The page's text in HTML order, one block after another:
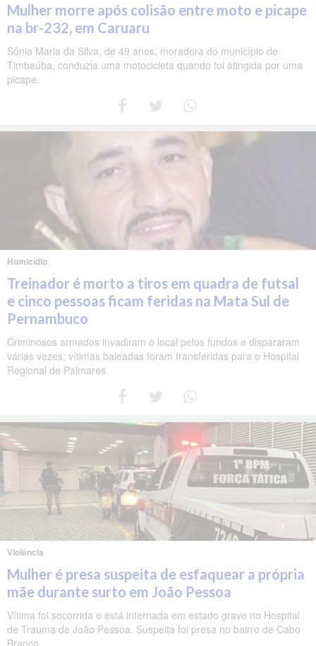
Mulher morre após colisão entre moto e picape
na br-232, em Caruaru
Sônia Maria da Silva, de 49 anos, moradora do município de
Timbaúba, conduzia uma motocicleta quando foi atingida por uma
picape.
Homicídio
Treinador é morto a tiros em quadra de futsal
e cinco pessoas ficam feridas na Mata Sul de
Pernambuco
Criminosos armados invadiram o local pelos fundos e dispararam
várias vezes; vítimas baleadas foram transferidas para o Hospital
Regional de Palmares
Violência
Mulher é presa suspeita de esfaquear a própria
mãe durante surto em João Pessoa
Vítima foi socorrida e está internada em estado grave no Hospital
de Trauma de João Pessoa. Suspeita foi presa no bairro de Cabo
Branco.